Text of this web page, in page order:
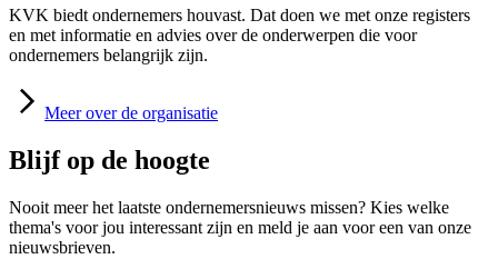
KVK biedt ondernemers houvast. Dat doen we met onze registers
en met informatie en advies over de onderwerpen die voor
ondernemers belangrijk zijn.
Meer over de organisatie
Blijf op de hoogte
Nooit meer het laatste ondernemersnieuws missen? Kies welke
thema's voor jou interessant zijn en meld je aan voor een van onze
nieuwsbrieven.